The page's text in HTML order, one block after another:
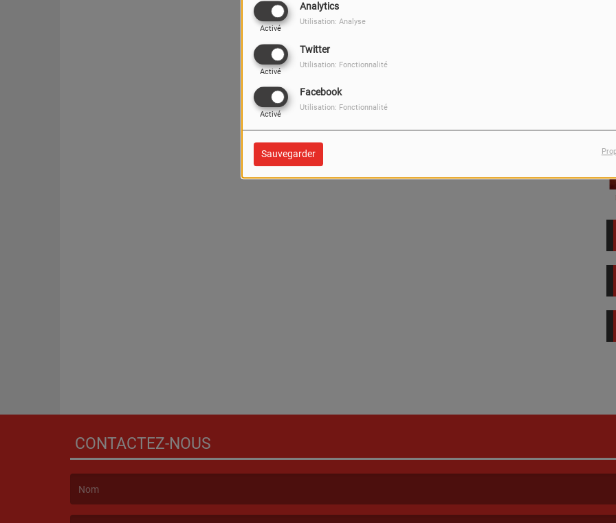
Analytics
Activé
Utilisation: Analyse
Twitter
Activé
Utilisation: Fonctionnalité
Facebook
Activé
Utilisation: Fonctionnalité
Sauvegarder
CONTACTEZ-NOUS